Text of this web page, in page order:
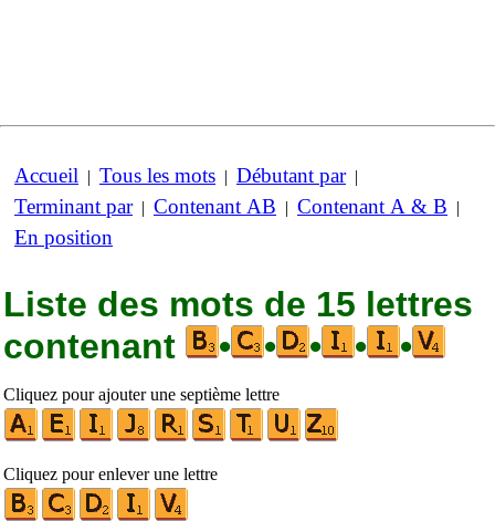
Accueil | Tous les mots | Débutant par|
Terminant par| Contenant AB | Contenant A & B |
En position
Liste des mots de 15 lettres
contenant
• • • • •
Cliquez pour ajouter une septième lettre
Cliquez pour enlever une lettre